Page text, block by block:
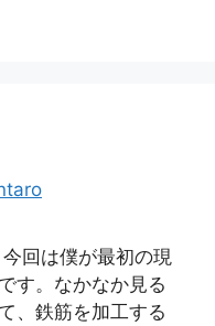
回は僕が最初の現
す。なかなか見る
、鉄筋を加工する